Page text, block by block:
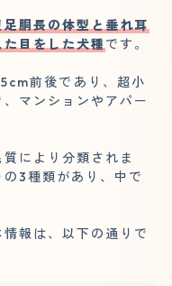
足胴長の体型と垂れ耳
目をした犬種 です。
前後であり、超小
マンションやアパー
により分類されま
3種類があり、中で
報は、以下の通りで